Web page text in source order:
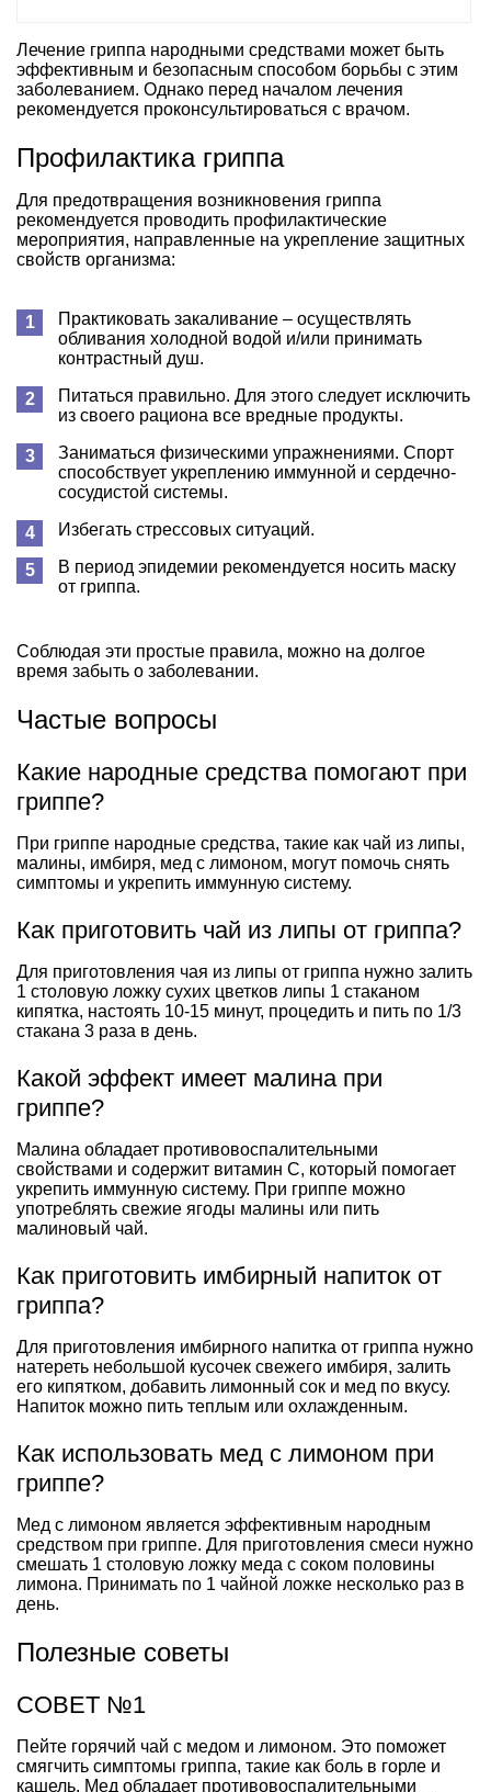
Лечение гриппа народными средствами может быть
эффективным и безопасным способом борьбы с этим
заболеванием. Однако перед началом лечения
рекомендуется проконсультироваться с врачом.
Профилактика гриппа
Для предотвращения возникновения гриппа
рекомендуется проводить профилактические
мероприятия, направленные на укрепление защитных
свойств организма:
Практиковать закаливание – осуществлять
обливания холодной водой и/или принимать
контрастный душ.
Питаться правильно. Для этого следует исключить
из своего рациона все вредные продукты.
Заниматься физическими упражнениями. Спорт
способствует укреплению иммунной и сердечно-
сосудистой системы.
Избегать стрессовых ситуаций.
В период эпидемии рекомендуется носить маску
от гриппа.
Соблюдая эти простые правила, можно на долгое
время забыть о заболевании.
Частые вопросы
Какие народные средства помогают при
гриппе?
При гриппе народные средства, такие как чай из липы,
малины, имбиря, мед с лимоном, могут помочь снять
симптомы и укрепить иммунную систему.
Как приготовить чай из липы от гриппа?
Для приготовления чая из липы от гриппа нужно залить
1 столовую ложку сухих цветков липы 1 стаканом
кипятка, настоять 10-15 минут, процедить и пить по 1/3
стакана 3 раза в день.
Какой эффект имеет малина при
гриппе?
Малина обладает противовоспалительными
свойствами и содержит витамин С, который помогает
укрепить иммунную систему. При гриппе можно
употреблять свежие ягоды малины или пить
малиновый чай.
Как приготовить имбирный напиток от
гриппа?
Для приготовления имбирного напитка от гриппа нужно
натереть небольшой кусочек свежего имбиря, залить
его кипятком, добавить лимонный сок и мед по вкусу.
Напиток можно пить теплым или охлажденным.
Как использовать мед с лимоном при
гриппе?
Мед с лимоном является эффективным народным
средством при гриппе. Для приготовления смеси нужно
смешать 1 столовую ложку меда с соком половины
лимона. Принимать по 1 чайной ложке несколько раз в
день.
Полезные советы
СОВЕТ №1
Пейте горячий чай с медом и лимоном. Это поможет
смягчить симптомы гриппа, такие как боль в горле и
кашель. Мед обладает противовоспалительными